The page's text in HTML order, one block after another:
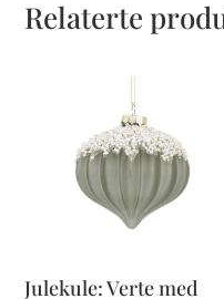
Relaterte
Julekule: Verte med